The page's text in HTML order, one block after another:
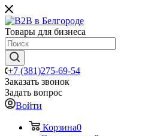
Товары для бизнеса
+7 (381)275-69-54
Заказать звонок
Задать вопрос
Войти
Корзина0